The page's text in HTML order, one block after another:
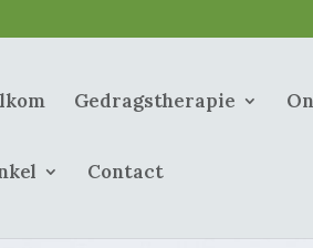
Gedragstherapie
Contact